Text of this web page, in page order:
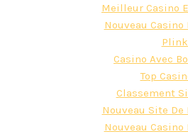
Meilleur Casino
Nouveau
Casino Avec
Top
Classement
Nouveau Site
Nouveau